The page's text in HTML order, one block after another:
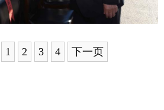
1 2 3 4 下一页